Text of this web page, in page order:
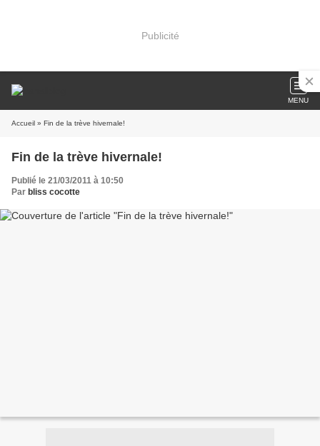
Publicité
MENU
Accueil » Fin de la trève hivernale!
Fin de la trève hivernale!
Publié le 21/03/2011 à 10:50
Par bliss cocotte